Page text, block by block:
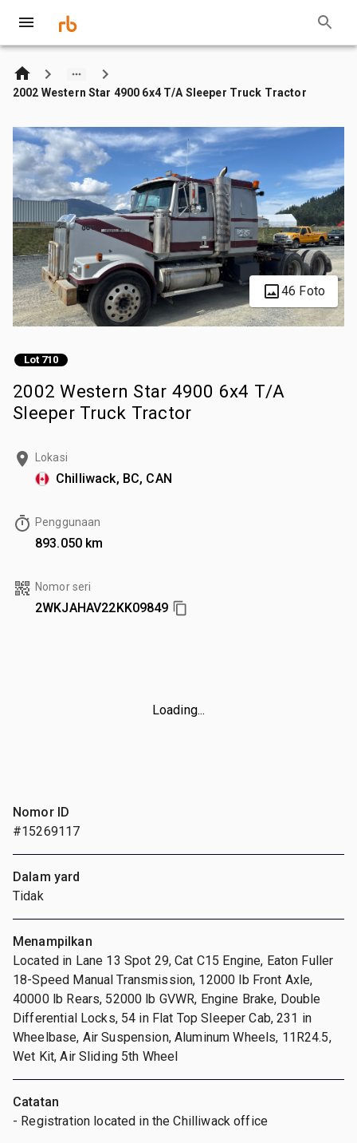
2002 Western Star 4900 6x4 T/A Sleeper Truck Tractor
46 Foto
Lot 710
2002 Western Star 4900 6x4 T/A
Sleeper Truck Tractor
Lokasi
Chilliwack, BC, CAN
Penggunaan
893.050 km
Nomor seri
2WKJAHAV22KK09849
Loading...
Nomor ID
#15269117
Dalam yard
Tidak
Menampilkan
Located in Lane 13 Spot 29, Cat C15 Engine, Eaton Fuller
18-Speed Manual Transmission, 12000 lb Front Axle,
40000 lb Rears, 52000 lb GVWR, Engine Brake, Double
Differential Locks, 54 in Flat Top Sleeper Cab, 231 in
Wheelbase, Air Suspension, Aluminum Wheels, 11R24.5,
Wet Kit, Air Sliding 5th Wheel
Catatan
- Registration located in the Chilliwack office